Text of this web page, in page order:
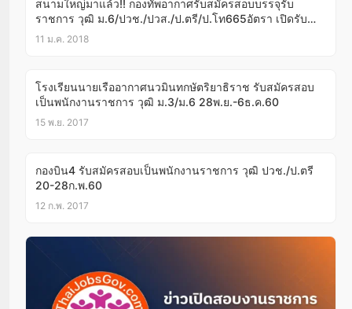
สนามใหญ่มาแล้ว!! กองทัพอากาศรับสมัครสอบบรรจุรับ
ราชการ วุฒิ ม.6/ปวช./ปวส./ป.ตรี/ป.โท665อัตรา เปิดรับ
สมัครทางอินเทอร์เน็ต15ม.ค.-26ก.พ.61(อ่านรายละเอียดด้าน
11 ม.ค. 2018
โรงเรียนนายเรืออากาศนวมินทกษัตริยาธิราช รับสมัครสอบ
เป็นพนักงานราชการ วุฒิ ม.3/ม.6 28พ.ย.-6ธ.ค.60
15 พ.ย. 2017
กองบิน4 รับสมัครสอบเป็นพนักงานราชการ วุฒิ ปวช./ป.ตรี
20-28ก.พ.60
12 ก.พ. 2017